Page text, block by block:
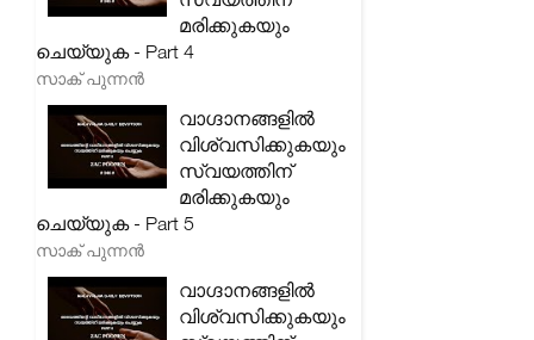
മരിക്കുകയും
ചെയ്യുക - Part 4
സാക് പുന്നൻ
വാഗ്ദാനങ്ങളിൽ
വിശ്വസിക്കുകയും
സ്വയത്തിന്
മരിക്കുകയും
ചെയ്യുക - Part 5
സാക് പുന്നൻ
വാഗ്ദാനങ്ങളിൽ
വിശ്വസിക്കുകയും